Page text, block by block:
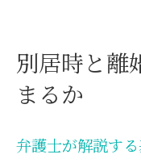
別居時と離
まるか
弁護士が解説す